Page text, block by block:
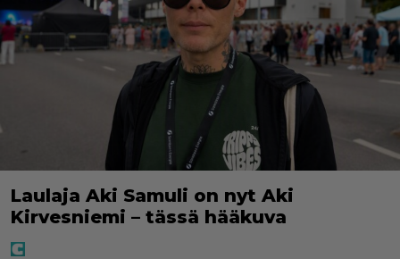
Laulaja Aki Samuli on nyt Aki
Kirvesniemi – tässä hääkuva